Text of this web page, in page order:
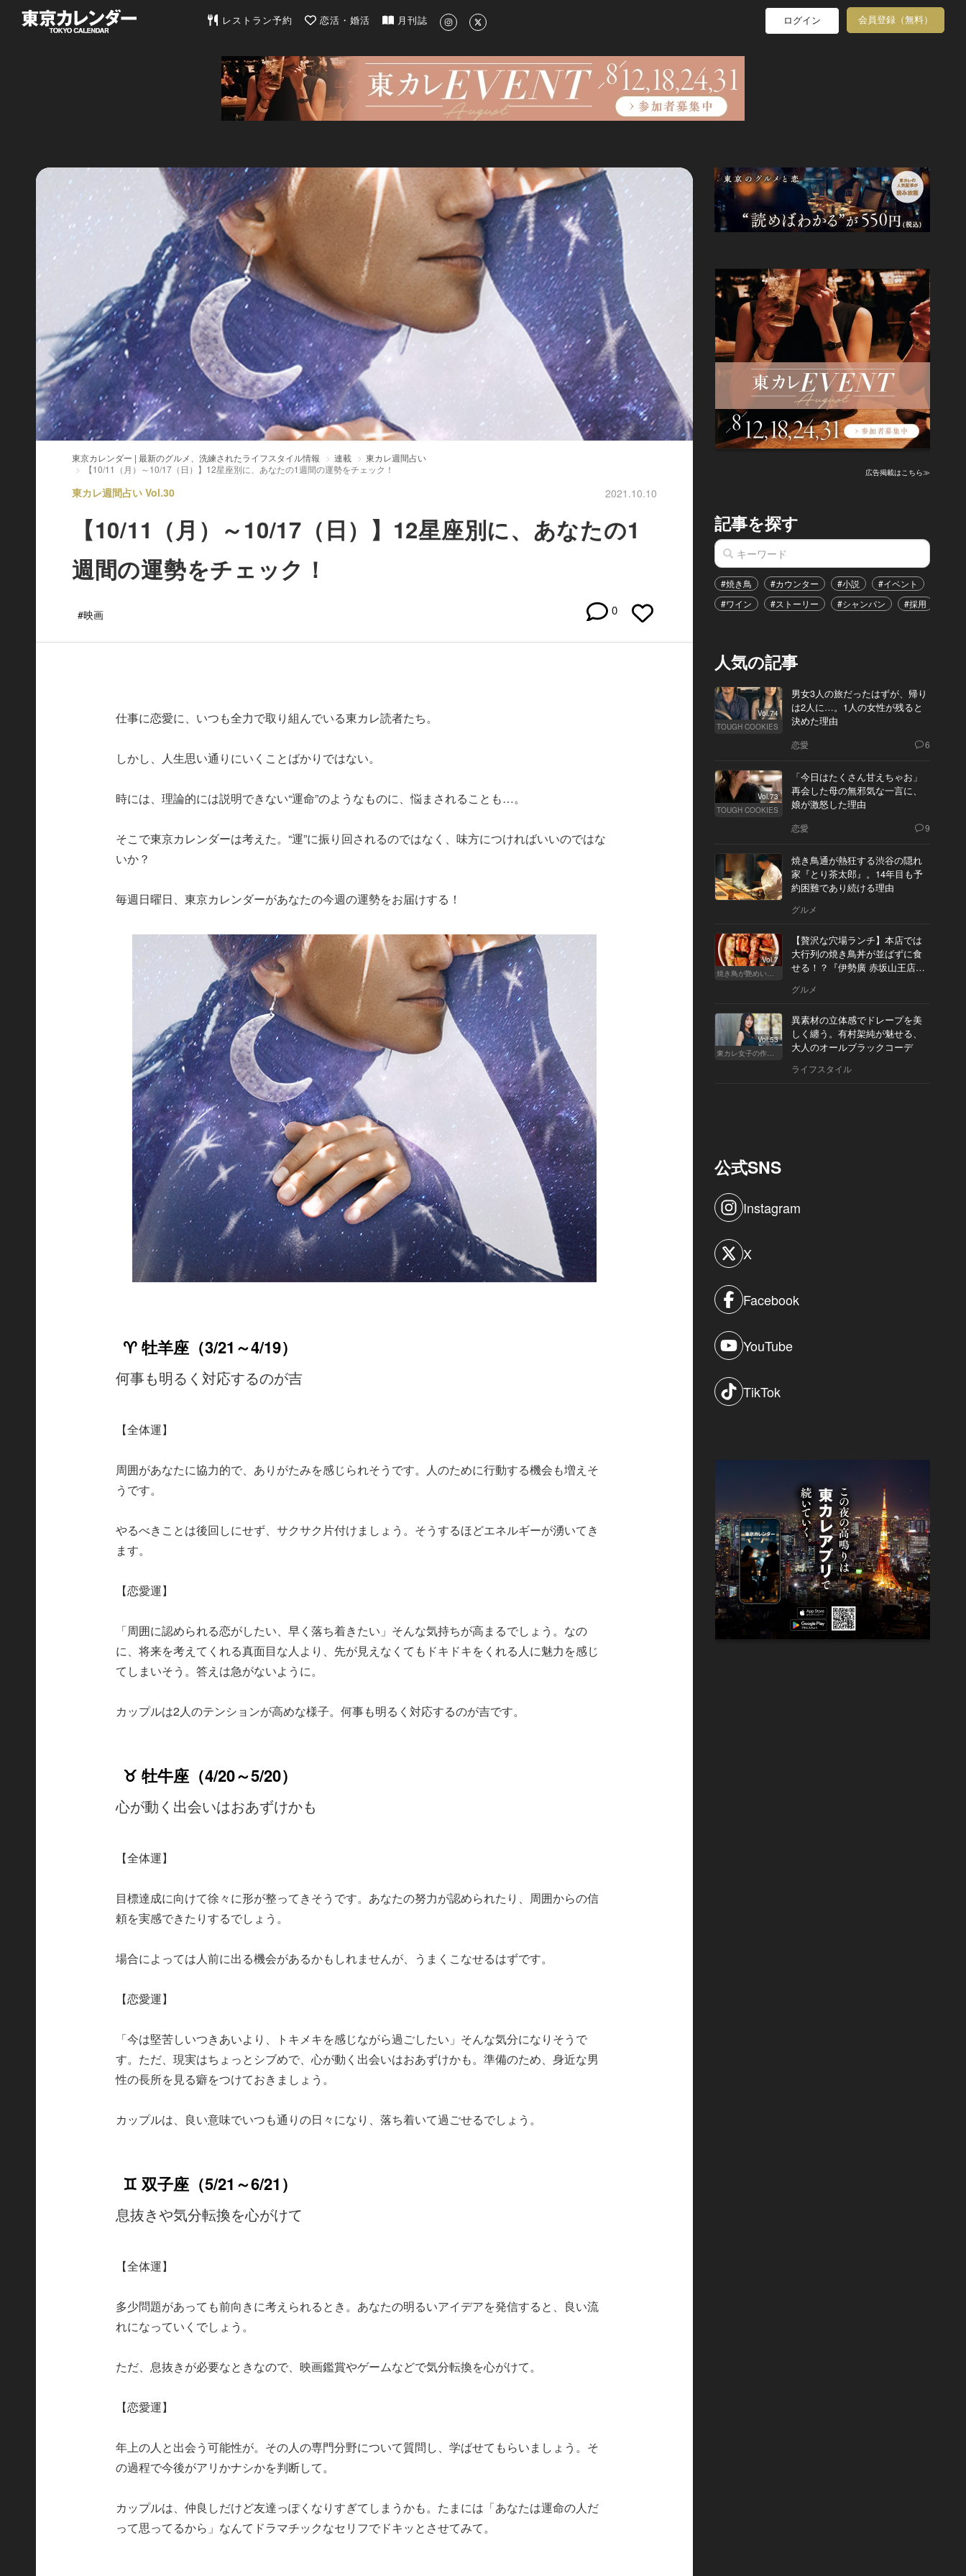
東京カレンダー | 最新のグルメ、洗練されたライフスタイル情報
レストラン予約 恋活・婚活 月刊誌 ログイン 会員登録（無料）
東京カレンダー | 最新のグルメ、洗練されたライフスタイル情報 連載
東カレ週間占い
【10/11（月）～10/17（日）】12星座別に、あなたの1週間の運勢をチェック！
東カレ週間占い Vol.30 2021.10.10
【10/11（月）～10/17（日）】12星座別に、あなたの1
週間の運勢をチェック！
#映画 0
仕事に恋愛に、いつも全力で取り組んでいる東カレ読者たち。
しかし、人生思い通りにいくことばかりではない。
時には、理論的には説明できない“運命”のようなものに、悩まされることも…。
そこで東京カレンダーは考えた。“運”に振り回されるのではなく、味方につければいいのではな
いか？
毎週日曜日、東京カレンダーがあなたの今週の運勢をお届けする！
♈ 牡羊座（3/21～4/19）
何事も明るく対応するのが吉
【全体運】
周囲があなたに協力的で、ありがたみを感じられそうです。人のために行動する機会も増えそ
うです。
やるべきことは後回しにせず、サクサク片付けましょう。そうするほどエネルギーが湧いてき
ます。
【恋愛運】
「周囲に認められる恋がしたい、早く落ち着きたい」そんな気持ちが高まるでしょう。なの
に、将来を考えてくれる真面目な人より、先が見えなくてもドキドキをくれる人に魅力を感じ
てしまいそう。答えは急がないように。
カップルは2人のテンションが高めな様子。何事も明るく対応するのが吉です。
♉ 牡牛座（4/20～5/20）
心が動く出会いはおあずけかも
【全体運】
目標達成に向けて徐々に形が整ってきそうです。あなたの努力が認められたり、周囲からの信
頼を実感できたりするでしょう。
場合によっては人前に出る機会があるかもしれませんが、うまくこなせるはずです。
【恋愛運】
「今は堅苦しいつきあいより、トキメキを感じながら過ごしたい」そんな気分になりそうで
す。ただ、現実はちょっとシブめで、心が動く出会いはおあずけかも。準備のため、身近な男
性の長所を見る癖をつけておきましょう。
カップルは、良い意味でいつも通りの日々になり、落ち着いて過ごせるでしょう。
♊ 双子座（5/21～6/21）
息抜きや気分転換を心がけて
【全体運】
多少問題があっても前向きに考えられるとき。あなたの明るいアイデアを発信すると、良い流
れになっていくでしょう。
ただ、息抜きが必要なときなので、映画鑑賞やゲームなどで気分転換を心がけて。
【恋愛運】
年上の人と出会う可能性が。その人の専門分野について質問し、学ばせてもらいましょう。そ
の過程で今後がアリかナシかを判断して。
カップルは、仲良しだけど友達っぽくなりすぎてしまうかも。たまには「あなたは運命の人だ
って思ってるから」なんてドラマチックなセリフでドキッとさせてみて。
広告掲載はこちら≫
記事を探す
#焼き鳥 #カウンター #小説 #イベント
#ワイン
#ストーリー #シャンパン #採用
人気の記事
Vol.74
TOUGH COOKIES
男女3人の旅だったはずが、帰り
は2人に…。1人の女性が残ると
決めた理由
恋愛 6
Vol.73
TOUGH COOKIES
「今日はたくさん甘えちゃお」
再会した母の無邪気な一言に、
娘が激怒した理由
恋愛 9
焼き鳥通が熱狂する渋谷の隠れ
家『とり茶太郎』。14年目も予
約困難であり続ける理由
グルメ
Vol.7
焼き鳥が艶めいてきた
【贅沢な穴場ランチ】本店では
大行列の焼き鳥丼が並ばずに食
せる！？『伊勢廣 赤坂山王店』
グルメ
Vol.53
東カレ女子の作り方
異素材の立体感でドレープを美
しく纏う。有村架純が魅せる、
大人のオールブラックコーデ
ライフスタイル
公式SNS
Instagram
X
Facebook
YouTube
TikTok